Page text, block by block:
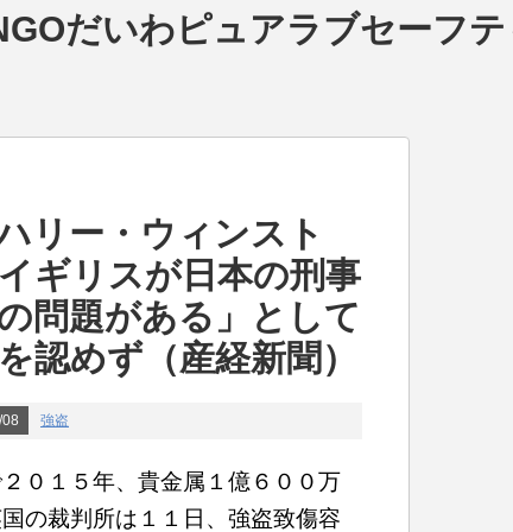
だいわピュアラブセーフテ
リー・ウィンスト
ギリスが日本の刑事
問題がある」として
認めず（産経新聞）
強盗
０１５年、貴金属１億６００万
の裁判所は１１日、強盗致傷容